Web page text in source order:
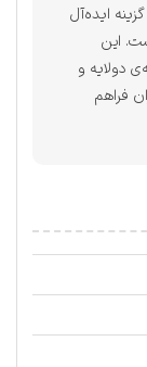
ایده‌آل
این
دولایه و
فراهم